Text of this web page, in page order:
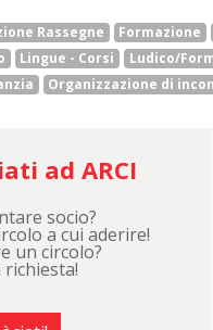
Rassegne Formazione
Lingue - Corsi
Ludico/
Organizzazione di
ad ARCI
socio?
a cui aderire!
un circolo?
richiesta!